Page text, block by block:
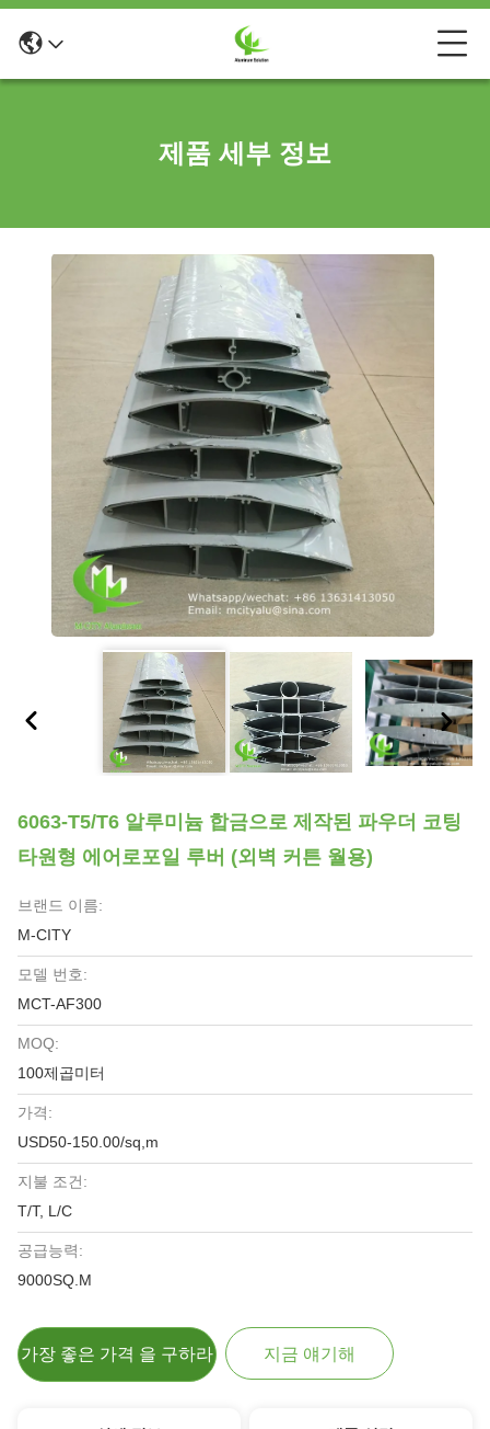
제품 세부 정보
6063-T5/T6 알루미늄 합금으로 제작된 파우더 코팅
타원형 에어로포일 루버 (외벽 커튼 월용)
브랜드 이름:
M-CITY
모델 번호:
MCT-AF300
MOQ:
100제곱미터
가격:
USD50-150.00/sq,m
지불 조건:
T/T, L/C
공급능력:
9000SQ.M
가장 좋은 가격 을 구하라 지금 얘기해